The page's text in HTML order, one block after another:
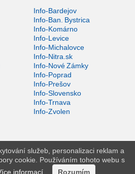
Info-Bardejov
Info-Ban. Bystrica
Info-Komárno
Info-Levice
Info-Michalovce
Info-Nitra.sk
Info-Nové Zámky
Info-Poprad
Info-Prešov
Info-Slovensko
Info-Trnava
Info-Zvolen
služeb, personalizaci reklam a
cookie. Používáním tohoto webu s
informací. Rozumím